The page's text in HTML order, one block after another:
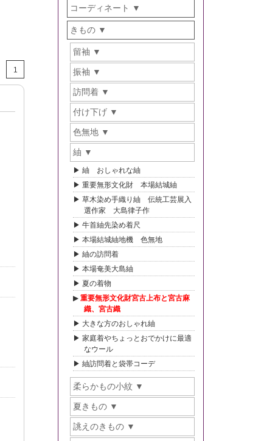
1
コーディネート
きもの
留袖
振袖
訪問着
付け下げ
色無地
紬
紬 おしゃれな紬
重要無形文化財 本場結城紬
草木染め手織り紬 伝統工芸展入
選作家 大島律子作
牛首紬先染め着尺
本場結城紬地機 色無地
紬の訪問着
本場奄美大島紬
夏の着物
重要無形文化財宮古上布と宮古麻
織、宮古織
大きな方のおしゃれ紬
家庭着やちょっとおでかけに最適
なウール
紬訪問着と袋帯コーデ
柔らかもの小紋
夏きもの
誂えのきもの